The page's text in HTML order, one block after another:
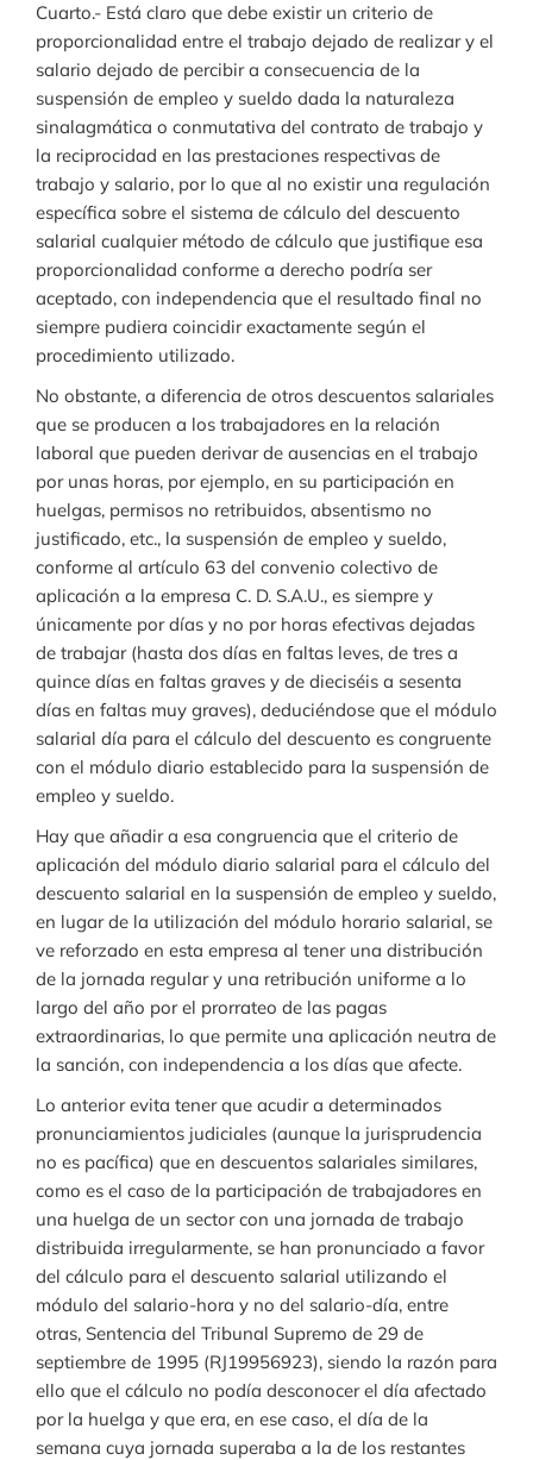
Cuarto.- Está claro que debe existir un criterio de
proporcionalidad entre el trabajo dejado de realizar y el
salario dejado de percibir a consecuencia de la
suspensión de empleo y sueldo dada la naturaleza
sinalagmática o conmutativa del contrato de trabajo y
la reciprocidad en las prestaciones respectivas de
trabajo y salario, por lo que al no existir una regulación
específica sobre el sistema de cálculo del descuento
salarial cualquier método de cálculo que justifique esa
proporcionalidad conforme a derecho podría ser
aceptado, con independencia que el resultado final no
siempre pudiera coincidir exactamente según el
procedimiento utilizado.
No obstante, a diferencia de otros descuentos salariales
que se producen a los trabajadores en la relación
laboral que pueden derivar de ausencias en el trabajo
por unas horas, por ejemplo, en su participación en
huelgas, permisos no retribuidos, absentismo no
justificado, etc., la suspensión de empleo y sueldo,
conforme al artículo 63 del convenio colectivo de
aplicación a la empresa C. D. S.A.U., es siempre y
únicamente por días y no por horas efectivas dejadas
de trabajar (hasta dos días en faltas leves, de tres a
quince días en faltas graves y de dieciséis a sesenta
días en faltas muy graves), deduciéndose que el módulo
salarial día para el cálculo del descuento es congruente
con el módulo diario establecido para la suspensión de
empleo y sueldo.
Hay que añadir a esa congruencia que el criterio de
aplicación del módulo diario salarial para el cálculo del
descuento salarial en la suspensión de empleo y sueldo,
en lugar de la utilización del módulo horario salarial, se
ve reforzado en esta empresa al tener una distribución
de la jornada regular y una retribución uniforme a lo
largo del año por el prorrateo de las pagas
extraordinarias, lo que permite una aplicación neutra de
la sanción, con independencia a los días que afecte.
Lo anterior evita tener que acudir a determinados
pronunciamientos judiciales (aunque la jurisprudencia
no es pacífica) que en descuentos salariales similares,
como es el caso de la participación de trabajadores en
una huelga de un sector con una jornada de trabajo
distribuida irregularmente, se han pronunciado a favor
del cálculo para el descuento salarial utilizando el
módulo del salario-hora y no del salario-día, entre
otras, Sentencia del Tribunal Supremo de 29 de
septiembre de 1995 (RJ19956923), siendo la razón para
ello que el cálculo no podía desconocer el día afectado
por la huelga y que era, en ese caso, el día de la
semana cuya jornada superaba a la de los restantes